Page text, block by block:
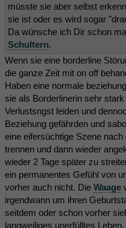
müsste sie aber selbst
sie ist oder es wird sogar
Da wünsche ich Dir schon
Schultern.
Wenn sie eine borderline
die ganze Zeit mit on off
Haben eine normale
sie als Borderlinerin sehr
Verlustsngst leiden und
Beziehung gefährden und
eine eifersüchtige Szene
trennen und dann wieder
wieder 2 Tage später zu
ein permanentes Gefühl von
vorher auch nicht. Die Waage
irgendwann um ihren
seitdem oder schon vorher
langweiliges unerfülltes Leben.